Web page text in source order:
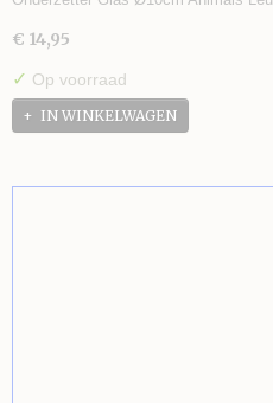
€ 14,95
✓ Op voorraad
IN WINKELWAGEN